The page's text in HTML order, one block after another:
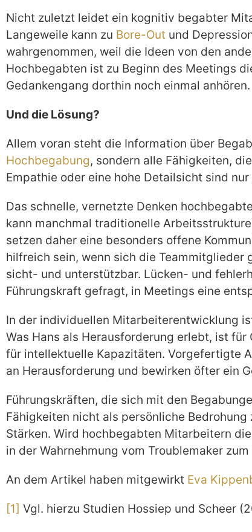
Nicht zuletzt leidet ein kognitiv begabter
Langeweile kann zu Bore-Out und
wahrgenommen, weil die Ideen von den
Hochbegabten ist zu Beginn des Meetings
Gedankengang dorthin noch einmal anhören.
Und die Lösung?
Allem voran steht die Information über
Hochbegabung, sondern alle Fähigkeiten,
Empathie oder eine hohe Detailsicht sind
Das schnelle, vernetzte Denken
kann manchmal traditionelle
setzen daher eine besonders offene
hilfreich sein, wenn sich die Teammitglieder
sicht- und unterstützbar. Lücken- und
Führungskraft gefragt, in Meetings eine
In der individuellen Mitarbeiterentwicklung
Was Hans als Herausforderung erlebt, ist
für intellektuelle Kapazitäten. Vorgefertigte
an Herausforderung und bewirken öfter ein
Führungskräften, die sich mit den
Fähigkeiten nicht als persönliche
Stärken. Wird hochbegabten Mitarbeitern
in der Wahrnehmung vom Troublemaker
An dem Artikel haben mitgewirkt Eva
[1] Vgl. hierzu Studien Hossiep und Scheer